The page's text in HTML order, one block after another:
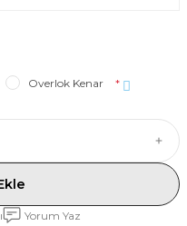
Overlok Kenar *
Yorum Yaz